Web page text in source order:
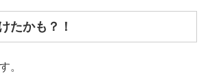
たかも？！
。